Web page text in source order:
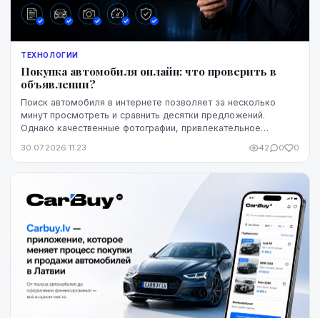
ТЕХНОЛОГИИ
Покупка автомобиля онлайн: что проверить в
объявлении?
Поиск автомобиля в интернете позволяет за несколько
минут просмотреть и сравнить десятки предложений.
Однако качественные фотографии, привлекательное
30.07.2026 11:23 42 0 0